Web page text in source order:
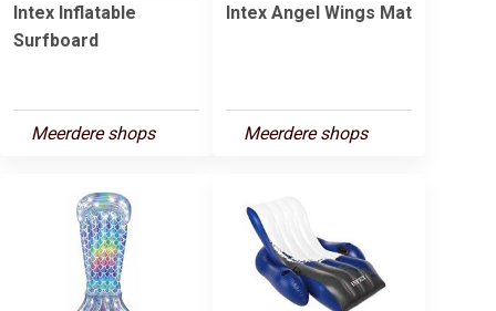
Intex Inflatable
Surfboard
Meerdere shops
Intex Angel Wings Mat
Meerdere shops